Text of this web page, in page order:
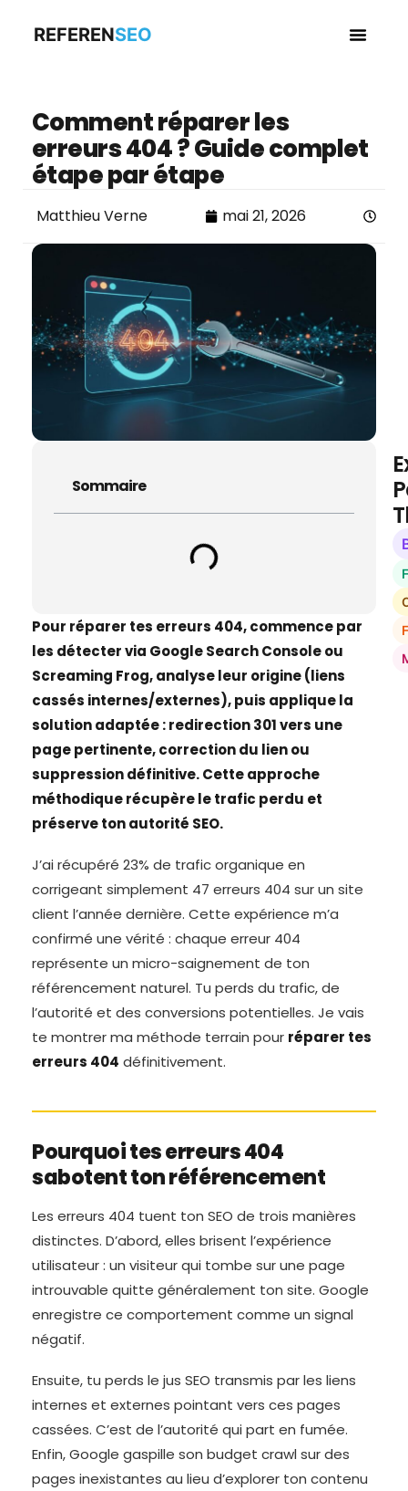
REFERENSEO
Comment réparer les
erreurs 404 ? Guide complet
étape par étape
Matthieu Verne mai 21, 2026
Sommaire
Pour réparer tes erreurs 404, commence par
les détecter via Google Search Console ou
Screaming Frog, analyse leur origine (liens
cassés internes/externes), puis applique la
solution adaptée : redirection 301 vers une
page pertinente, correction du lien ou
suppression définitive. Cette approche
méthodique récupère le trafic perdu et
préserve ton autorité SEO.
J’ai récupéré 23% de trafic organique en
corrigeant simplement 47 erreurs 404 sur un site
client l’année dernière. Cette expérience m’a
confirmé une vérité : chaque erreur 404
représente un micro-saignement de ton
référencement naturel. Tu perds du trafic, de
l’autorité et des conversions potentielles. Je vais
te montrer ma méthode terrain pour réparer tes
erreurs 404 définitivement.
Pourquoi tes erreurs 404
sabotent ton référencement
Les erreurs 404 tuent ton SEO de trois manières
distinctes. D’abord, elles brisent l’expérience
utilisateur : un visiteur qui tombe sur une page
introuvable quitte généralement ton site. Google
enregistre ce comportement comme un signal
négatif.
Ensuite, tu perds le jus SEO transmis par les liens
internes et externes pointant vers ces pages
cassées. C’est de l’autorité qui part en fumée.
Enfin, Google gaspille son budget crawl sur des
pages inexistantes au lieu d’explorer ton contenu